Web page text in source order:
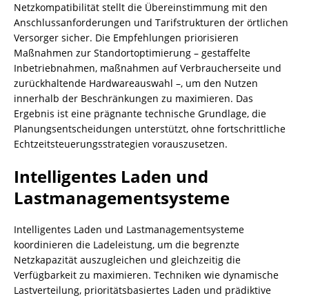
Netzkompatibilität stellt die Übereinstimmung mit den
Anschlussanforderungen und Tarifstrukturen der örtlichen
Versorger sicher. Die Empfehlungen priorisieren
Maßnahmen zur Standortoptimierung – gestaffelte
Inbetriebnahmen, maßnahmen auf Verbraucherseite und
zurückhaltende Hardwareauswahl –, um den Nutzen
innerhalb der Beschränkungen zu maximieren. Das
Ergebnis ist eine prägnante technische Grundlage, die
Planungsentscheidungen unterstützt, ohne fortschrittliche
Echtzeitsteuerungsstrategien vorauszusetzen.
Intelligentes Laden und
Lastmanagementsysteme
Intelligentes Laden und Lastmanagementsysteme
koordinieren die Ladeleistung, um die begrenzte
Netzkapazität auszugleichen und gleichzeitig die
Verfügbarkeit zu maximieren. Techniken wie dynamische
Lastverteilung, prioritätsbasiertes Laden und prädiktive